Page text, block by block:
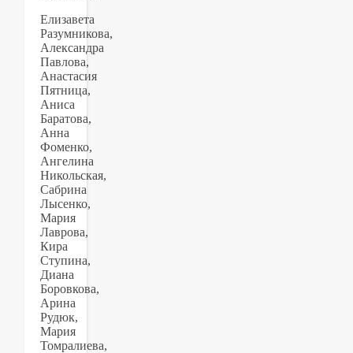
Елизавета
Разумникова,
Александра
Павлова,
Анастасия
Пятница,
Аниса
Баратова,
Анна
Фоменко,
Ангелина
Никольская,
Сабрина
Лысенко,
Мария
Лаврова,
Кира
Ступина,
Диана
Боровкова,
Арина
Рудюк,
Мария
Томралиева,